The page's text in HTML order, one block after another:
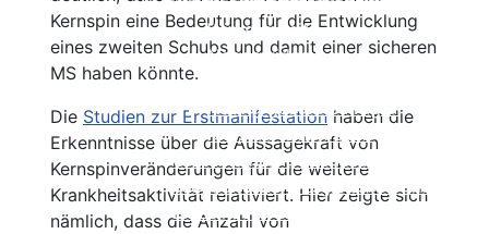
Wirksamkeit
Nebenwirkungen
Häufig gestellte Fragen
Alles auf einen Blick
Ofatumumab (Kesimpta®)
Tabellarischer Vergleich der
Einzelnachweise
Kernspin eine Bedeutung für die Entwicklung
eines zweiten Schubs und damit einer sicheren
MS haben könnte.
Die Studien zur Erstmanifestation haben die
Erkenntnisse über die Aussagekraft von
Kernspinveränderungen für die weitere
Krankheitsaktivität relativiert. Hier zeigte sich
nämlich, dass die Anzahl von